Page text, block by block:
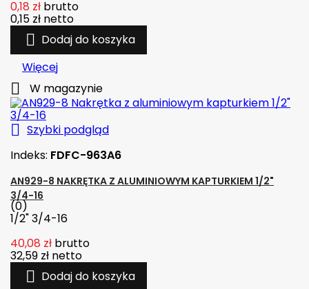
0,18 zł brutto
0,15 zł netto
 Dodaj do koszyka
Więcej
 W magazynie
 Szybki podgląd
Indeks: FDFC-963A6
AN929-8 NAKRĘTKA Z ALUMINIOWYM KAPTURKIEM 1/2"
3/4-16
(0)
1/2" 3/4-16
40,08 zł brutto
32,59 zł netto
 Dodaj do koszyka